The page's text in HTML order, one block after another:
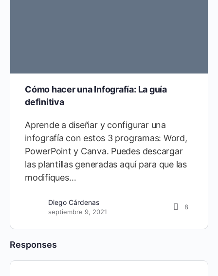
Cómo hacer una Infografía: La guía
definitiva
Aprende a diseñar y configurar una
infografía con estos 3 programas: Word,
PowerPoint y Canva. Puedes descargar
las plantillas generadas aquí para que las
modifiques…
Diego Cárdenas
septiembre 9, 2021
8
Responses